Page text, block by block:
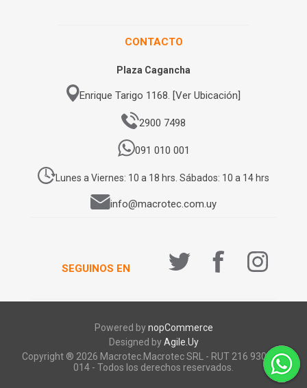
CONTACTO
Plaza Cagancha
Enrique Tarigo 1168. [Ver Ubicación]
2900 7498
091 010 001
Lunes a Viernes: 10 a 18 hrs. Sábados: 10 a 14 hrs
info@macrotec.com.uy
SEGUINOS EN
Powered bynopCommerce
Designed byAgile.Uy
Copyright ® 2026 Macrotec.Macrotec SRL - RUT 216 930 920
014 - Todos los derechos reservados.